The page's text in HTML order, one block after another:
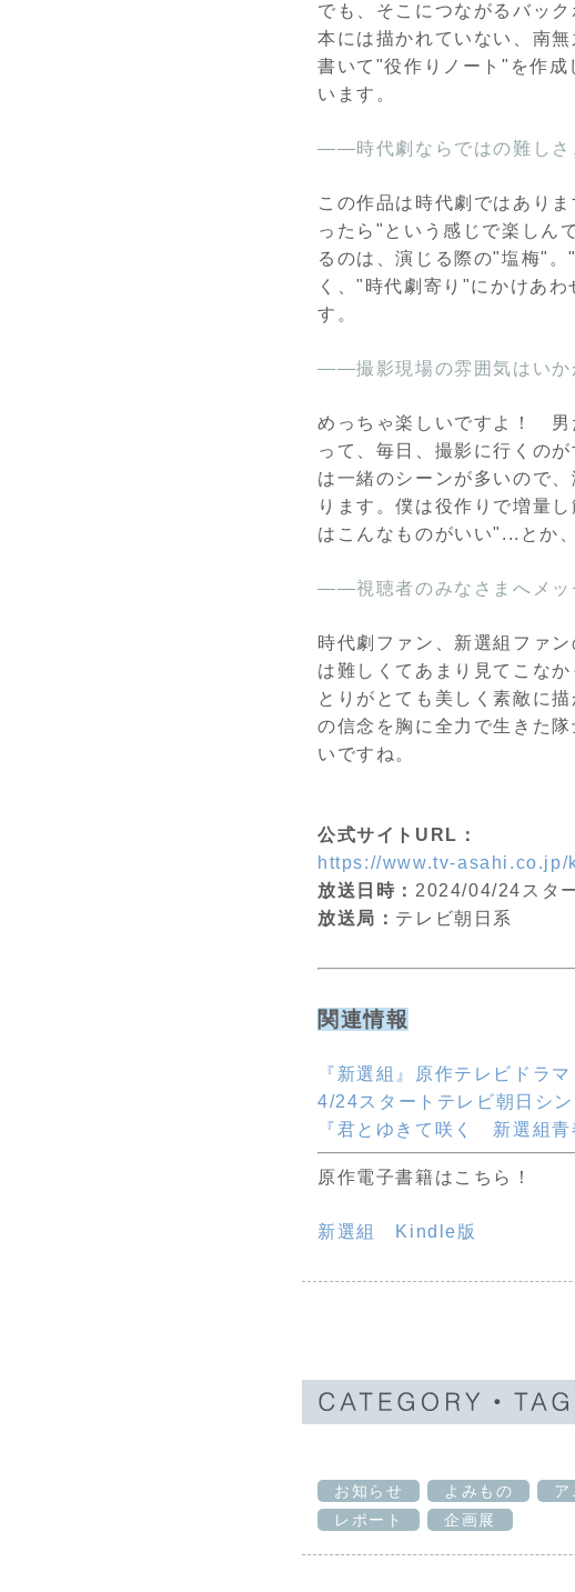
でも、そこにつながるバッ
本には描かれていない、南
書いて"役作りノート"を作成
います。
――時代劇ならではの難しさ
この作品は時代劇ではあり
ったら"という感じで楽しん
るのは、演じる際の"塩梅"
く、"時代劇寄り"にかけあ
す。
――撮影現場の雰囲気はいか
めっちゃ楽しいですよ！ 男
って、毎日、撮影に行くの
は一緒のシーンが多いので
ります。僕は役作りで増量
はこんなものがいい"...とか
――視聴者のみなさまへメッ
時代劇ファン、新選組ファ
は難しくてあまり見てこな
とりがとても美しく素敵に
の信念を胸に全力で生きた
いですね。
公式サイトURL：
https://www.tv-asahi.co.jp/
放送日時： 2024/04/24スタ
放送局： テレビ朝日系
関連情報
『新選組』原作テレビドラ
4/24スタートテレビ朝日シ
『君とゆきて咲く 新選組青
原作電子書籍はこちら！
新選組 Kindle版
お知らせ よみもの ア
レポート
企画展